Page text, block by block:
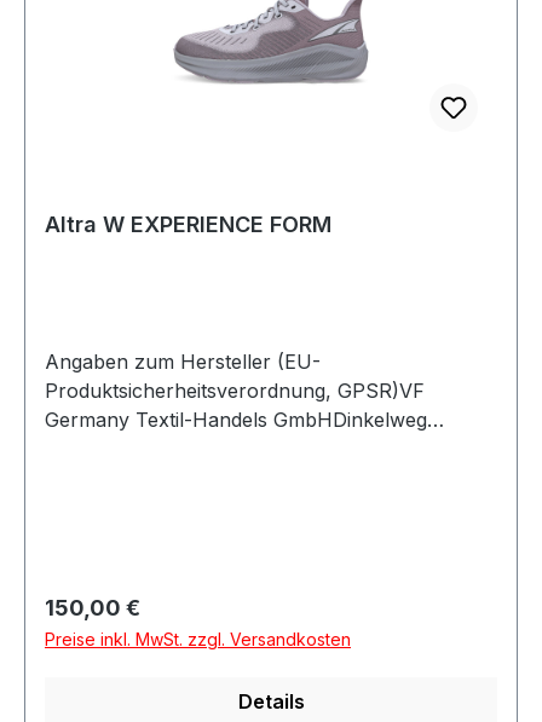
Altra W EXPERIENCE FORM
Angaben zum Hersteller (EU-
Produktsicherheitsverordnung, GPSR)VF
Germany Textil-Handels GmbHDinkelweg
Regulärer Preis:
150,00 €
Preise inkl. MwSt. zzgl. Versandkosten
Details